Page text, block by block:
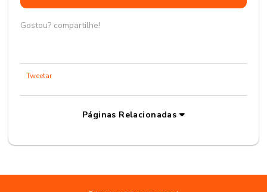
Gostou? compartilhe!
Tweetar
Páginas Relacionadas